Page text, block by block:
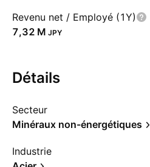
Revenu net / Employé (1Y)
‪7,32 M‬ JPY
Détails
Secteur
Minéraux non-énergétiques
Industrie